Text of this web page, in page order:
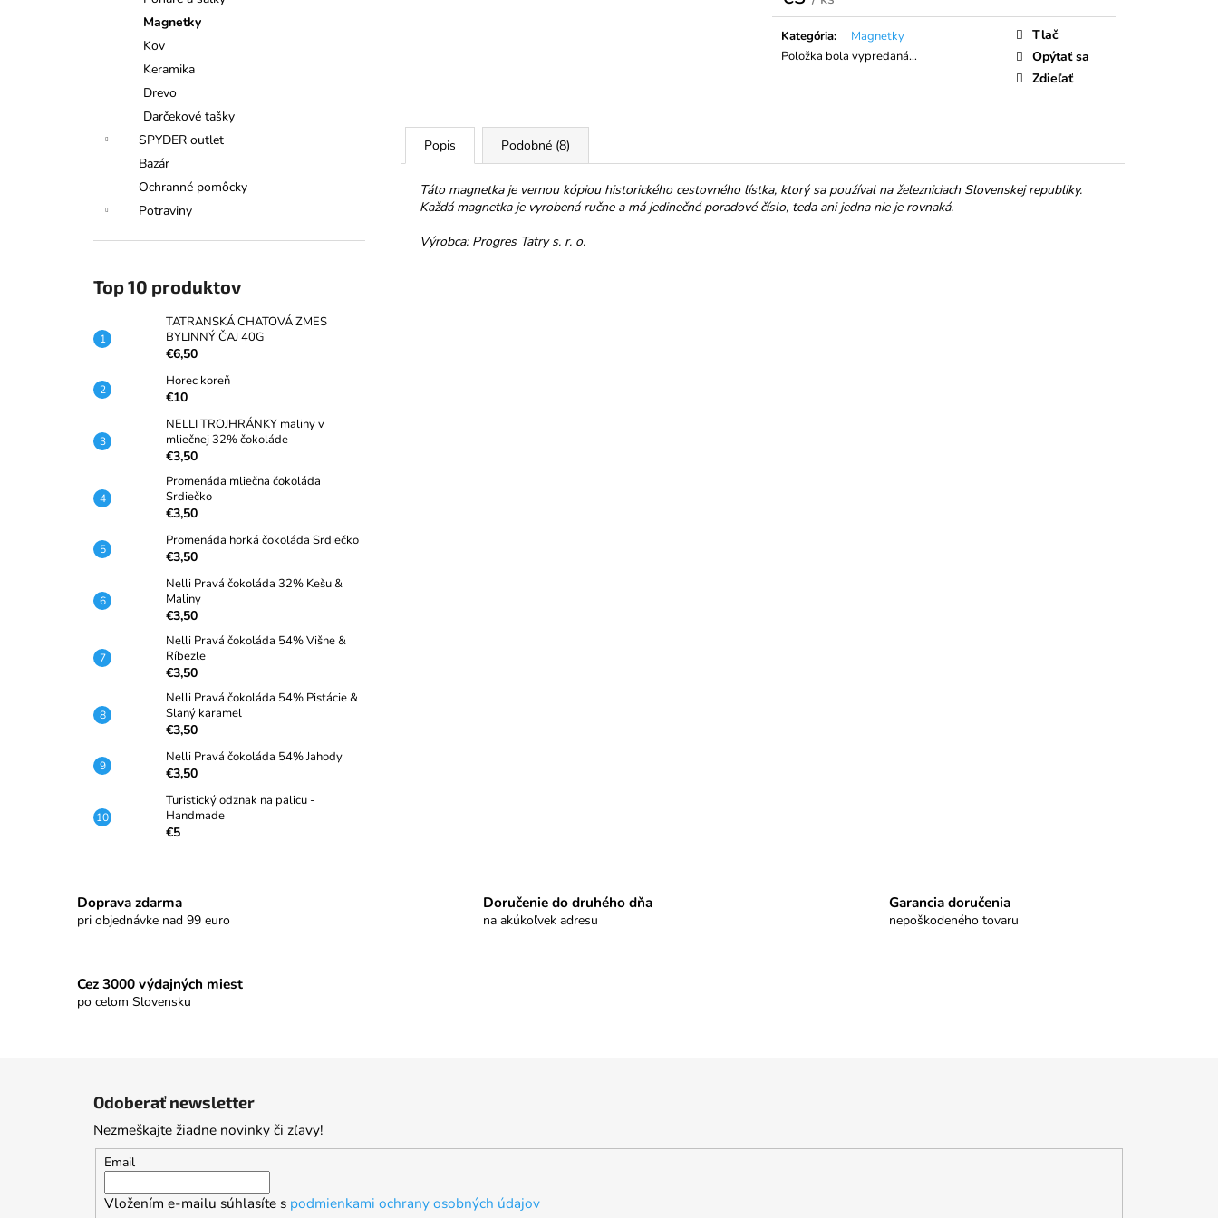
Magnetky
Kov
Keramika
Drevo
Darčekové tašky
SPYDER outlet
Bazár
Ochranné pomôcky
Potraviny
Top 10 produktov
TATRANSKÁ CHATOVÁ ZMES
BYLINNÝ ČAJ 40G
€6,50
Horec koreň
€10
NELLI TROJHRÁNKY maliny v
mliečnej 32% čokoláde
€3,50
Promenáda mliečna čokoláda
Srdiečko
€3,50
Promenáda horká čokoláda Srdiečko
€3,50
Nelli Pravá čokoláda 32% Kešu &
Maliny
€3,50
Nelli Pravá čokoláda 54% Višne &
Ríbezle
€3,50
Nelli Pravá čokoláda 54% Pistácie &
Slaný karamel
€3,50
Nelli Pravá čokoláda 54% Jahody
€3,50
Turistický odznak na palicu -
Handmade
€5
Jednotková
cena:
Kategória:
Magnetky
Položka bola vypredaná…
Tlač
Opýtať sa
Zdieľať
Popis Podobné (8)
Táto magnetka je vernou kópiou historického cestovného lístka, ktorý sa používal na železniciach Slovenskej republiky.
Každá magnetka je vyrobená ručne a má jedinečné poradové číslo, teda ani jedna nie je rovnaká.
Výrobca: Progres Tatry s. r. o.
BYLINNÝ ČAJ 40G
MLIEČNEJ 32% ČOKOLÁDE
Doprava zdarma
pri objednávke nad 99 euro
Doručenie do druhého dňa
na akúkoľvek adresu
Garancia doručenia
nepoškodeného tovaru
Cez 3000 výdajných miest
po celom Slovensku
Odoberať newsletter
Nezmeškajte žiadne novinky či zľavy!
Email
Vložením e-mailu súhlasíte s podmienkami ochrany osobných údajov